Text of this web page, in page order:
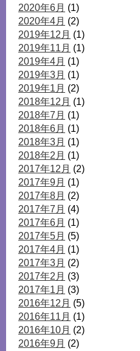
2020年6月 (1)
2020年4月 (2)
2019年12月 (1)
2019年11月 (1)
2019年4月 (1)
2019年3月 (1)
2019年1月 (2)
2018年12月 (1)
2018年7月 (1)
2018年6月 (1)
2018年3月 (1)
2018年2月 (1)
2017年12月 (2)
2017年9月 (1)
2017年8月 (2)
2017年7月 (4)
2017年6月 (1)
2017年5月 (5)
2017年4月 (1)
2017年3月 (2)
2017年2月 (3)
2017年1月 (3)
2016年12月 (5)
2016年11月 (1)
2016年10月 (2)
2016年9月 (2)